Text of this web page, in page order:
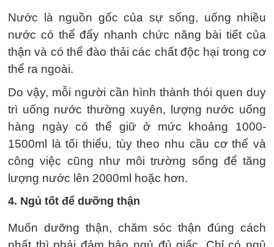
Nước là nguồn gốc của sự sống, uống nhiều
nước có thể đẩy nhanh chức năng bài tiết của
thận và có thể đào thải các chất độc hại trong cơ
thể ra ngoài.
Do vậy, mỗi người cần hình thành thói quen duy
trì uống nước thường xuyên, lượng nước uống
hàng ngày có thể giữ ở mức khoảng 1000-
1500ml là tối thiểu, tùy theo nhu cầu cơ thể và
công việc cũng như môi trường sống để tăng
lượng nước lên 2000ml hoặc hơn.
4. Ngủ tốt để dưỡng thận
Muốn dưỡng thận, chăm sóc thận đúng cách